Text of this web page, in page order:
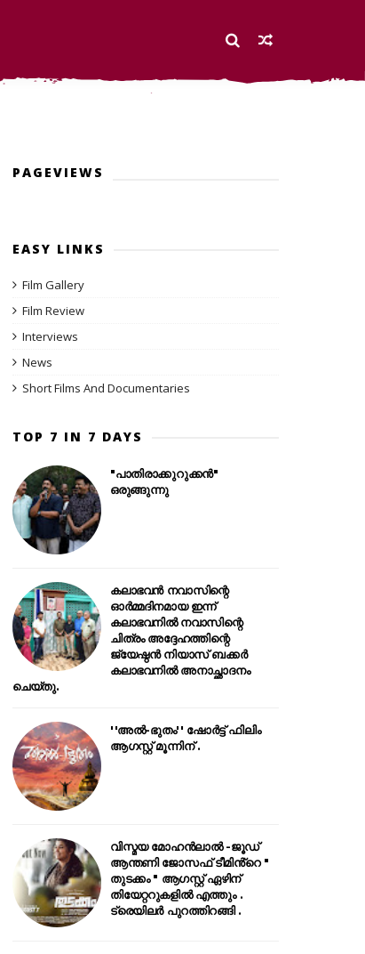
PAGEVIEWS
EASY LINKS
Film Gallery
Film Review
Interviews
News
Short Films And Documentaries
TOP 7 IN 7 DAYS
"പാതിരാക്കുറുക്കൻ"
ഒരുങ്ങുന്നു
കലാഭവൻ നവാസിന്റെ
ഓർമ്മദിനമായ ഇന്ന്
കലാഭവനിൽ നവാസിന്റെ
ചിത്രം അദ്ദേഹത്തിന്റെ
ജ്യേഷ്ഠൻ നിയാസ് ബക്കർ
കലാഭവനിൽ അനാച്ഛാദനം
ചെയ്തു.
''അൽ-ഭുതം'' ഷോർട്ട് ഫിലിം
ആഗസ്റ്റ് മൂന്നിന് .
വിസ്മയ മോഹൻലാൽ -ജൂഡ്
ആന്തണി ജോസഫ് ടീമിൻ്റെ "
തുടക്കം " ആഗസ്റ്റ് ഏഴിന്
തിയേറ്ററുകളിൽ എത്തും .
ട്രെയിലർ പുറത്തിറങ്ങി .